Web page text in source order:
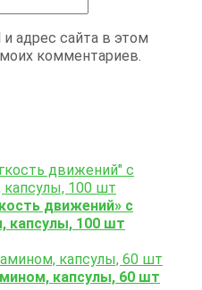
адрес сайта в этом
комментариев.
движений» с
капсулы, 100 шт
капсулы, 60 шт